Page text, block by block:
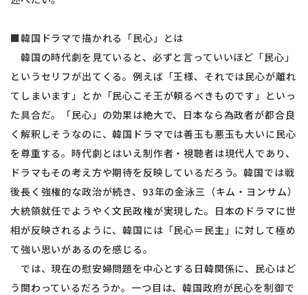
■韓国ドラマで描かれる「民心」とは
韓国の時代劇を見ていると、必ずと言っていいほど「民心」
というセリフが出てくる。例えば「王様、それでは民心が離れ
てしまいます」とか「民心こそ王が頼るべきものです」といっ
た具合だ。「民心」の効果は絶大で、日本なら為政者が都合良
く解釈しそうなのに、韓国ドラマでは善玉も悪玉も大いに民心
を尊重する。時代劇とはいえ制作者・視聴者は現代人であり、
ドラマもその考え方や期待を反映しているだろう。韓国では戦
後長く強権的な政治が続き、93年の金泳三（キム・ヨンサム）
大統領就任でようやく文民政権が実現した。日本のドラマに世
相が反映されるように、韓国には「民心＝民主」に対して極め
て強い思いがあるのを感じる。
では、現在の慰安婦問題を中心とする日韓関係に、民心はど
う関わっているだろうか。一つ目は、韓国政府が民心を制御で